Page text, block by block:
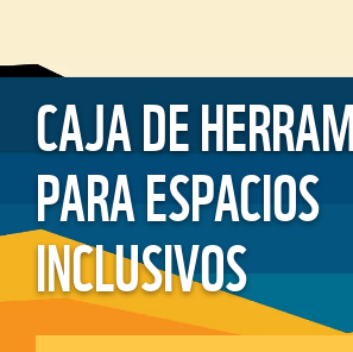
CAJA DE
PARA ESPACIOS
INCLUSIVOS